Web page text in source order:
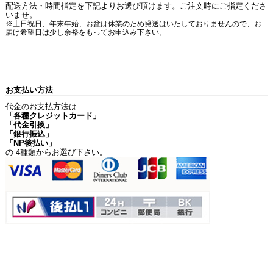
配送方法・時間指定を下記よりお選び頂けます。ご注文時にご指定くださ
いませ。
※土日祝日、年末年始、お盆は休業のため発送はいたしておりませんので、お
届け希望日は少し余裕をもってお申込み下さい。
お支払い方法
代金のお支払方法は
「各種クレジットカード」
「代金引換」
「銀行振込」
「NP後払い」
の 4種類からお選び下さい。